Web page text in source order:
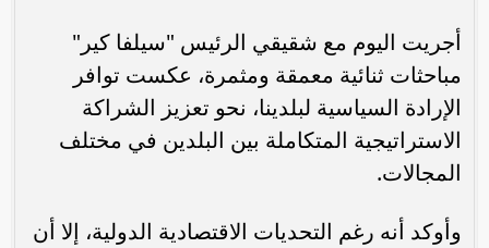
أجريت اليوم مع شقيقي الرئيس "سيلفا كير"
مباحثات ثنائية معمقة ومثمرة، عكست توافر
الإرادة السياسية لبلدينا، نحو تعزيز الشراكة
الاستراتيجية المتكاملة بين البلدين في مختلف
المجالات.
وأوكد أنه رغم التحديات الاقتصادية الدولية، إلا أن